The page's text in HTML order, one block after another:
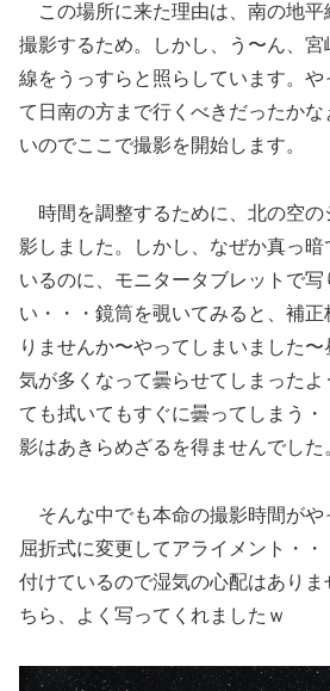
この場所に来た理由は、南の地平
撮影するため。しかし、う〜ん、
線をうっすらと照らしています。
て日南の方まで行くべきだったか
いのでここで撮影を開始します。
時間を調整するために、北の空の
影しました。しかし、なぜか真っ
いるのに、モニタータブレットで
い・・・鏡筒を覗いてみると、補
りませんか〜やってしまいました
気が多くなって曇らせてしまった
ても拭いてもすぐに曇ってしまう
影はあきらめざるを得ませんでした
そんな中でも本命の撮影時間がや
屈折式に変更してアライメント・
付けているので湿気の心配はありま
ちら、よく写ってくれましたｗ